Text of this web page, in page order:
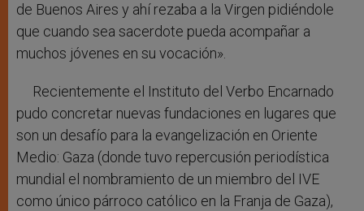
de Buenos Aires y ahí rezaba a la Virgen pidiéndole
que cuando sea sacerdote pueda acompañar a
muchos jóvenes en su vocación».
Recientemente el Instituto del Verbo Encarnado
pudo concretar nuevas fundaciones en lugares que
son un desafío para la evangelización en Oriente
Medio: Gaza (donde tuvo repercusión periodística
mundial el nombramiento de un miembro del IVE
como único párroco católico en la Franja de Gaza),